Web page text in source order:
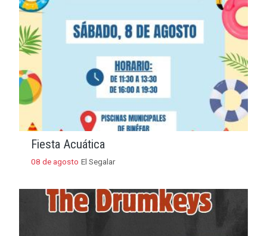
Fiesta Acuática
08 de agosto El Segalar